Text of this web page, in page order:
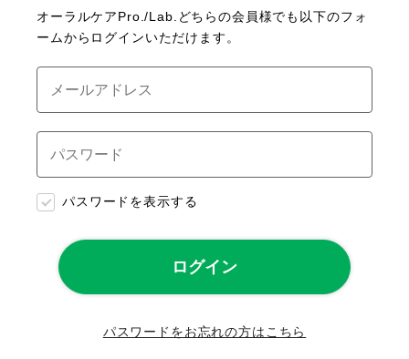
オーラルケアPro./Lab.どちらの会員様でも以下のフォ
ームからログインいただけます。
パスワードを表示する
パスワードをお忘れの方はこちら